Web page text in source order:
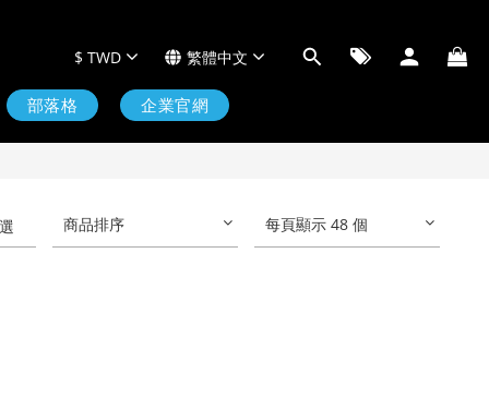
部落格 企業官網
$ TWD 繁體中文
商品排序 每頁顯示 48 個